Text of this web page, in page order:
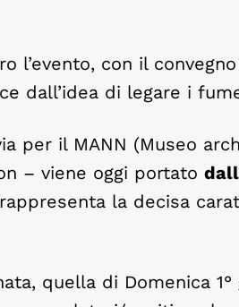
l’evento, con il
dall’idea di legare i
per il MANN (Museo
– viene oggi portato
la decisa
quella di Domenica